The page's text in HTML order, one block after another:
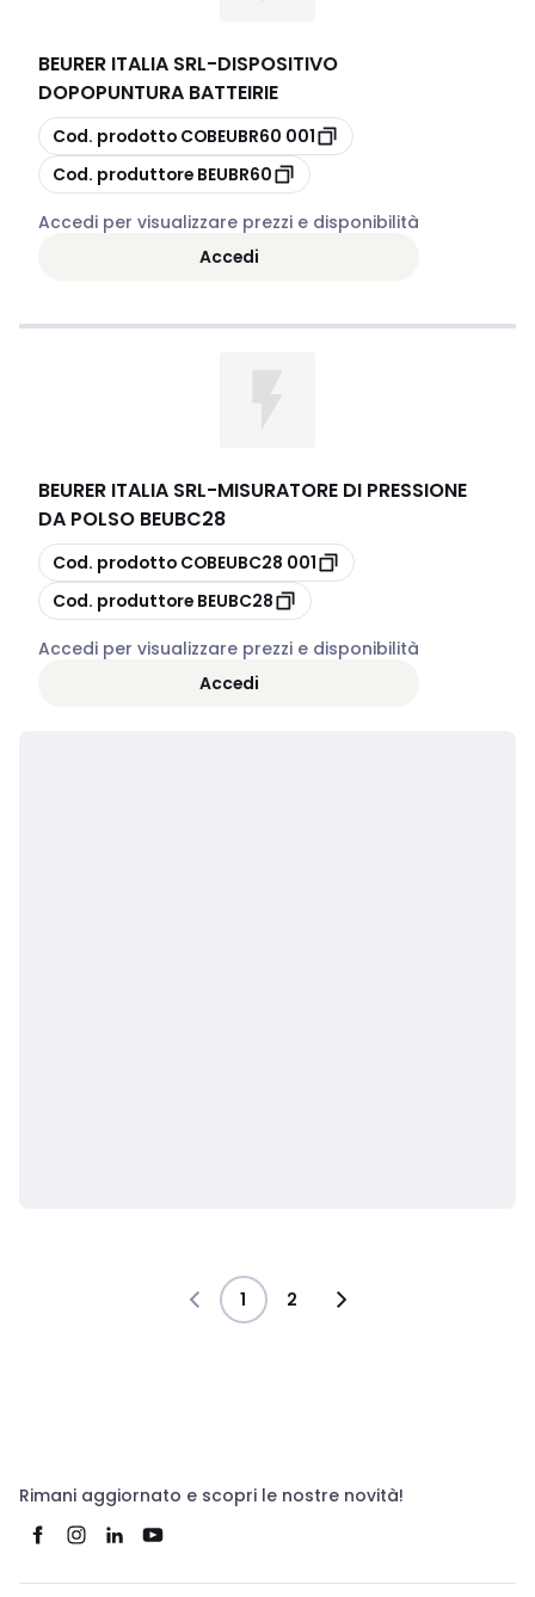
BEURER ITALIA SRL-DISPOSITIVO
DOPOPUNTURA BATTEIRIE
copia
Cod. prodotto
COBEUBR60 001
copia
Cod. produttore BEUBR60
Accedi per visualizzare prezzi e disponibilità
Accedi
BEURER ITALIA SRL-MISURATORE DI PRESSIONE
DA POLSO BEUBC28
copia
Cod. prodotto
COBEUBC28 001
copia
Cod. produttore BEUBC28
Accedi per visualizzare prezzi e disponibilità
Accedi
1 2
Rimani aggiornato e scopri le nostre novità!